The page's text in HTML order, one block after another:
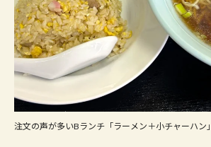
注文の声が多いBランチ「ラーメン＋小チャーハン」